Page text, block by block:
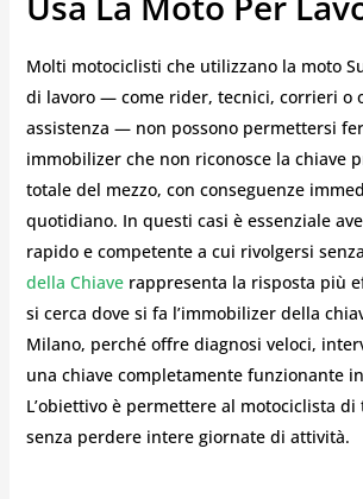
Molti motociclisti che utilizzano la moto
di lavoro — come rider, tecnici, corrieri o
assistenza — non possono permettersi
immobilizer che non riconosce la chiave
totale del mezzo, con conseguenze
quotidiano. In questi casi è essenziale
rapido e competente a cui rivolgersi
della Chiaverappresenta la risposta più
si cerca dove si fa l’immobilizer della
Milano, perché offre diagnosi veloci,
una chiave completamente funzionante
L’obiettivo è permettere al motociclista
senza perdere intere giornate di attività.